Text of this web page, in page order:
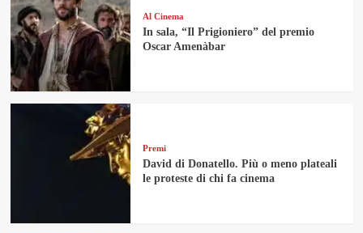
Al Cinema
In sala, “Il Prigioniero” del premio
Oscar Amenàbar
Premi
David di Donatello. Più o meno plateali
le proteste di chi fa cinema